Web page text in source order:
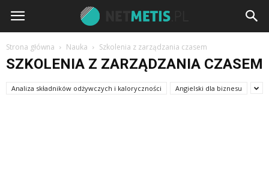
Strona główna Nauka Szkolenia z zarządzania czasem
SZKOLENIA Z ZARZĄDZANIA CZASEM
Analiza składników odżywczych i kaloryczności Angielski dla biznesu